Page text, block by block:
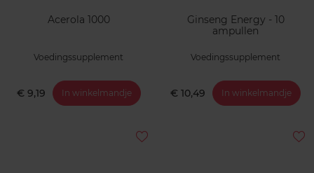
Acerola 1000
Voedingssupplement
€ 9,19 In winkelmandje
Ginseng Energy - 10
ampullen
Voedingssupplement
€ 10,49 In winkelmandje